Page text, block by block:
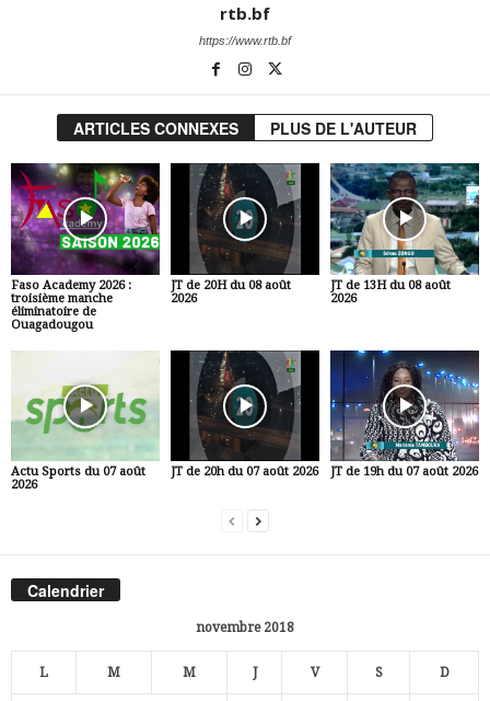
rtb.bf
https://www.rtb.bf
ARTICLES CONNEXES PLUS DE L'AUTEUR
Faso Academy 2026 :
troisième manche
éliminatoire de
Ouagadougou
JT de 20H du 08 août
2026
JT de 13H du 08 août
2026
Actu Sports du 07 août
2026
JT de 20h du 07 août 2026 JT de 19h du 07 août 2026
Calendrier
novembre 2018
L M M J V S D